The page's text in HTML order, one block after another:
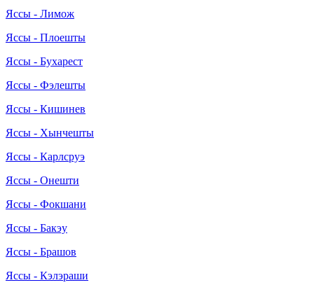
Яссы - Лимож
Яссы - Плоешты
Яссы - Бухарест
Яссы - Фэлешты
Яссы - Кишинев
Яссы - Хынчешты
Яссы - Карлсруэ
Яссы - Онешти
Яссы - Фокшани
Яссы - Бакэу
Яссы - Брашов
Яссы - Кэлэраши